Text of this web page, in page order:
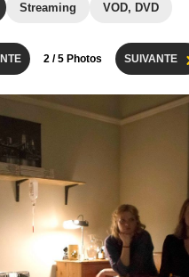
Streaming VOD, DVD
2 / 5 Photos SUIVANTE